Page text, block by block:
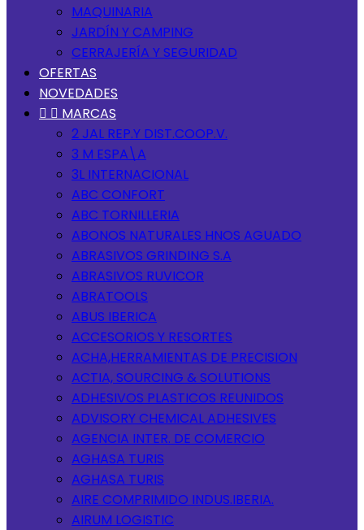
MAQUINARIA
JARDÍN Y CAMPING
CERRAJERÍA Y SEGURIDAD
OFERTAS
NOVEDADES
  MARCAS
2 JAL REP.Y DIST.COOP.V.
3 M ESPA\A
3L INTERNACIONAL
ABC CONFORT
ABC TORNILLERIA
ABONOS NATURALES HNOS AGUADO
ABRASIVOS GRINDING S.A
ABRASIVOS RUVICOR
ABRATOOLS
ABUS IBERICA
ACCESORIOS Y RESORTES
ACHA,HERRAMIENTAS DE PRECISION
ACTIA, SOURCING & SOLUTIONS
ADHESIVOS PLASTICOS REUNIDOS
ADVISORY CHEMICAL ADHESIVES
AGENCIA INTER. DE COMERCIO
AGHASA TURIS
AGHASA TURIS
AIRE COMPRIMIDO INDUS.IBERIA.
AIRUM LOGISTIC